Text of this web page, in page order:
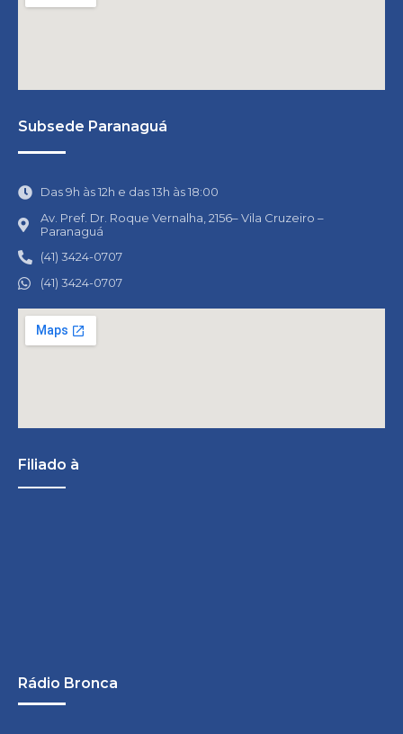
Subsede Paranaguá
Das 9h às 12h e das 13h às 18:00
Av. Pref. Dr. Roque Vernalha, 2156– Vila Cruzeiro –
Paranaguá
(41) 3424-0707
(41) 3424-0707
Filiado à
Rádio Bronca